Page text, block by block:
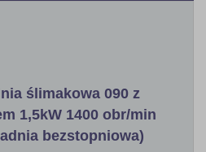
ślimakowa 090 z
1,5kW 1400 obr/min
bezstopniowa)